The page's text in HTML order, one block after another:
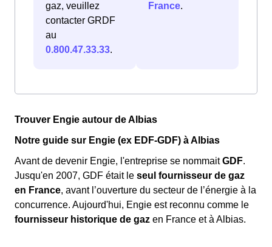
gaz, veuillez
contacter GRDF
au
0.800.47.33.33.
France.
Trouver Engie autour de Albias
Notre guide sur Engie (ex EDF-GDF) à Albias
Avant de devenir Engie, l'entreprise se nommaitGDF.
Jusqu'en 2007, GDF était le seul fournisseur de gaz
en France, avant l’ouverture du secteur de l’énergie à la
concurrence. Aujourd'hui, Engie est reconnu comme le
fournisseur historique de gaz en France et à Albias.